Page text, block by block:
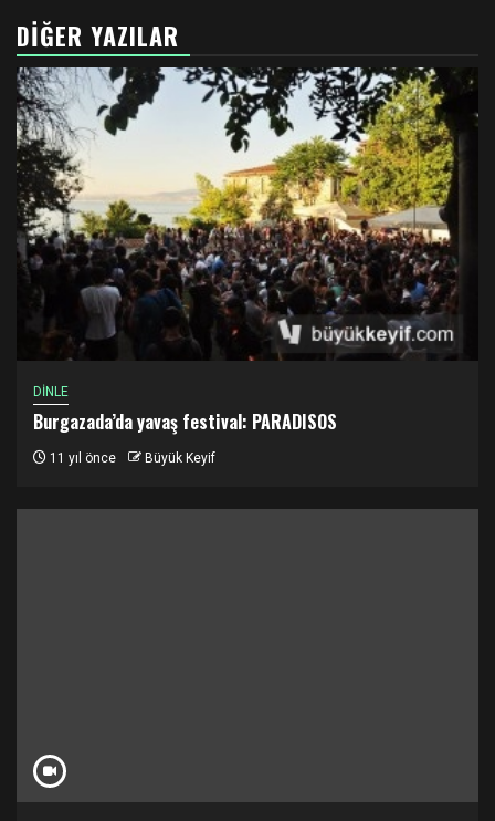
DIĞER YAZILAR
DİNLE
Burgazada’da yavaş festival: PARADISOS
11 yıl önce Büyük Keyif